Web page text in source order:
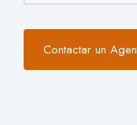
Contactar un